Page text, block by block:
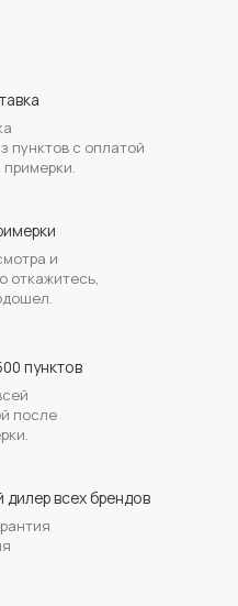
пунктов с оплатой
и
откажитесь,
пунктов
после
всех брендов